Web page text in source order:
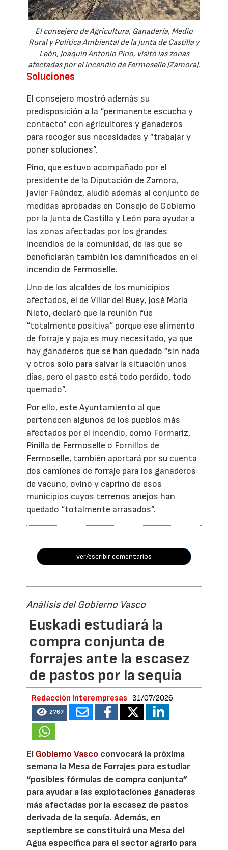
El consejero de Agricultura, Ganadería, Medio
Rural y Política Ambiental de la Junta de Castilla y
León, Joaquín Antonio Pino, visitó las zonas
afectadas por el incendio de Fermoselle (Zamora).
Soluciones
El consejero mostró además su
predisposición a la “permanente escucha y
contacto“ con agricultores y ganaderos
para recoger sus necesidades y ”trabajar y
poner soluciones”.
Pino, que estuvo acompañado por el
presidente de la Diputación de Zamora,
Javier Faúndez, aludió además al conjunto de
medidas aprobadas en Consejo de Gobierno
por la Junta de Castilla y León para ayudar a
las zonas afectadas por los grandes
incendios de la comunidad, de las que se
beneficiarán también los damnificados en el
incendio de Fermoselle.
Uno de los alcaldes de los municipios
afectados, el de Villar del Buey, José María
Nieto, declaró que la reunión fue
“totalmente positiva“ porque ese alimento
de forraje y paja es muy necesitado, ya que
hay ganaderos que se han quedado ”sin nada
y otros solo para salvar la situación unos
días, pero el pasto está todo perdido, todo
quemado”.
Por ello, este Ayuntamiento al que
pertenecen algunos de los pueblos más
afectados por el incendio, como Formariz,
Pinilla de Fermoselle o Fornillos de
Fermoselle, también aportará por su cuenta
dos camiones de forraje para los ganaderos
de vacuno, ovino y caprino de esos
municipios cuyos terrenos anejos han
quedado “totalmente arrasados”.
ver/escribir comentarios
Análisis del Gobierno Vasco
Euskadi estudiará la
compra conjunta de
forrajes ante la escasez
de pastos por la sequía
Redacción Interempresas 31/07/2026
2767
El Gobierno Vasco convocará la próxima
semana la Mesa de Forrajes para estudiar
“posibles fórmulas de compra conjunta”
para ayudar a las explotaciones ganaderas
más afectadas por la escasez de pastos
derivada de la sequía. Además, en
septiembre se constituirá una Mesa del
Agua específica para el sector agrario para